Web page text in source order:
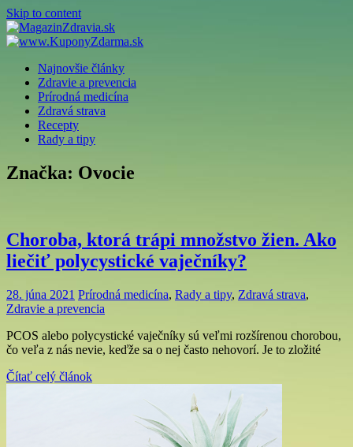
Skip to content
Najnovšie články
Zdravie a prevencia
Prírodná medicína
Zdravá strava
Recepty
Rady a tipy
Značka: Ovocie
Choroba, ktorá trápi množstvo žien. Ako
liečiť polycystické vaječníky?
28. júna 2021 Prírodná medicína, Rady a tipy, Zdravá strava,
Zdravie a prevencia
PCOS alebo polycystické vaječníky sú veľmi rozšírenou chorobou,
čo veľa z nás nevie, keďže sa o nej často nehovorí. Je to zložité
Čítať celý článok